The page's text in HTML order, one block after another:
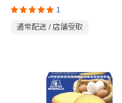
1
通常配送 / 店舗受取